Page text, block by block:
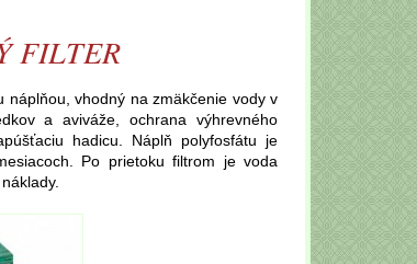
FILTER
náplňou, vhodný na zmäkčenie vody v
a aviváže, ochrana výhrevného
hadicu. Náplň polyfosfátu je
Po prietoku filtrom je voda